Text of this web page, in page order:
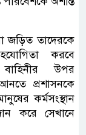
জড়িত তাদেরকে
করবে
বাহিনীর উপর
প্রশাসনকে
কর্মসংস্থান
করে সেখানে